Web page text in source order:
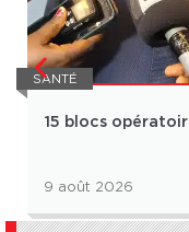
SANTÉ
15 blocs
9 août 2026